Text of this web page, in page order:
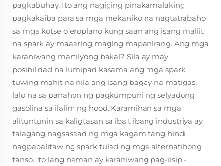
pagkabuhay. Ito ang nagiging pinakamalaking
pagkakaiba para sa mga mekaniko na nagtatrabaho
sa mga kotse o eroplano kung saan ang isang maliit
na spark ay maaaring maging mapanirang. Ang mga
karaniwang martilyong bakal? Sila ay may
posibilidad na lumipad kasama ang mga spark
tuwing mahit na nila ang isang bagay na matigas,
lalo na sa panahon ng pagkumpuni ng selyadong
gasolina sa ilalim ng hood. Karamihan sa mga
alituntunin sa kaligtasan sa iba't ibang industriya ay
talagang nagsasaad ng mga kagamitang hindi
nagpapalitaw ng spark tulad ng mga alternatibong
tanso. Ito lang naman ay karaniwang pag-iisip -